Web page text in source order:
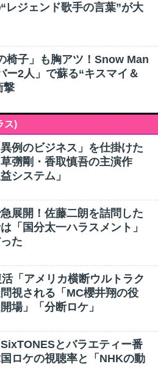
レジェンド歌手の言葉”が大
椅子」も胸アツ！Snow Man
ー2人」で蘇る“キスマイ＆
撃
ス)
例のビジネス」を仕掛けた
彅剛・香取慎吾の主演作
システム」
展開！佐藤二朗を詰問した
「国分太一ハラスメント」
た
「アメリカ横断ウルトラク
視される「MC櫻井翔の役
場」「分断ロケ」
とバラエティー番
ロケの視聴率と「NHKの動